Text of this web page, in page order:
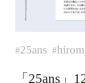
#25ans #
「25ans